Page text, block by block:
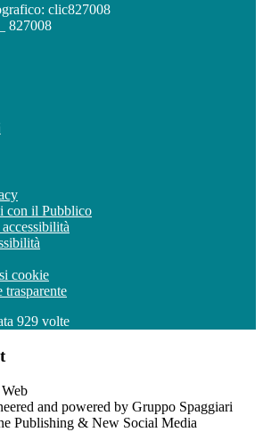
clic827008
827008
con il Pubblico
cookie
929 volte
and powered by Gruppo Spaggiari
Publishing & New Social Media